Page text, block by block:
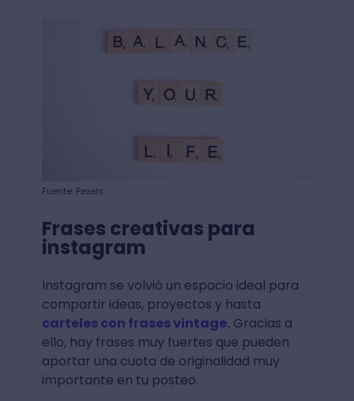
Fuente: Pexels
Frases creativas para
instagram
Instagram se volvió un espacio ideal para
compartir ideas, proyectos y hasta
carteles con frases vintage.Gracias a
ello, hay frases muy fuertes que pueden
aportar una cuota de originalidad muy
importante en tu posteo.